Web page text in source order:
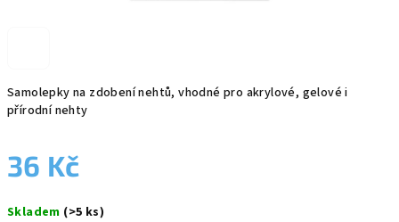
Samolepky na zdobení nehtů, vhodné pro akrylové, gelové i
přírodní nehty
36 Kč
cena:
Skladem (>5 ks)